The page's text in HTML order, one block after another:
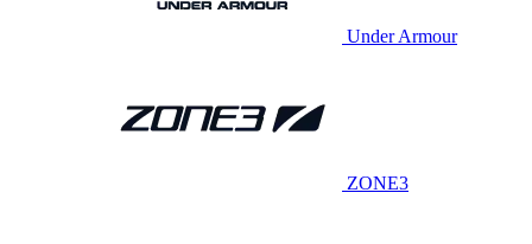
Under Armour
ZONE3